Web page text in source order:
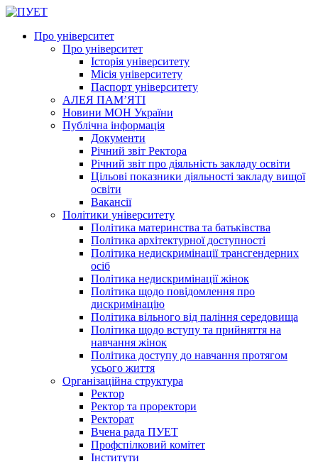
Про університет
Про університет
Історія університету
Місія університету
Паспорт університету
АЛЕЯ ПАМ’ЯТІ
Новини МОН України
Публічна інформація
Документи
Річний звіт Ректора
Річний звіт про діяльність закладу освіти
Цільові показники діяльності закладу вищої
освіти
Вакансії
Політики університету
Політика материнства та батьківства
Політика архітектурної доступності
Політика недискримінації трансгендерних
осіб
Політика недискримінації жінок
Політика щодо повідомлення про
дискримінацію
Політика вільного від паління середовища
Політика щодо вступу та прийняття на
навчання жінок
Політика доступу до навчання протягом
усього життя
Організаційна структура
Ректор
Ректор та проректори
Ректорат
Вчена рада ПУЕТ
Профспілковий комітет
Інститути